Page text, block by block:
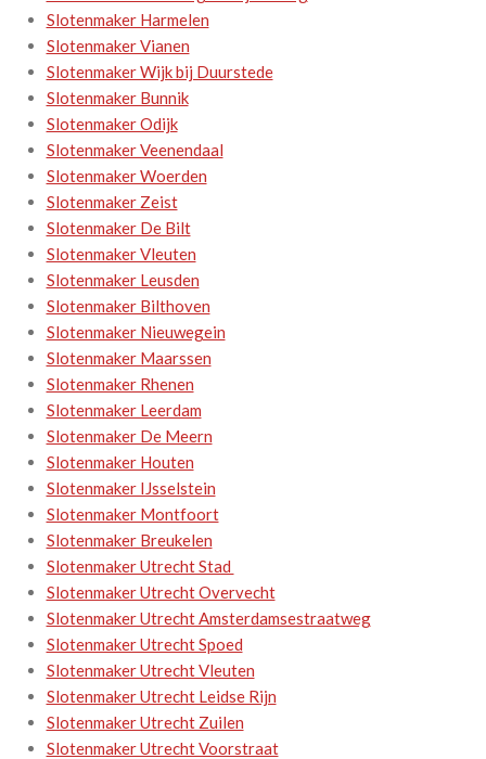
Slotenmaker Harmelen
Slotenmaker Vianen
Slotenmaker Wijk bij Duurstede
Slotenmaker Bunnik
Slotenmaker Odijk
Slotenmaker Veenendaal
Slotenmaker Woerden
Slotenmaker Zeist
Slotenmaker De Bilt
Slotenmaker Vleuten
Slotenmaker Leusden
Slotenmaker Bilthoven
Slotenmaker Nieuwegein
Slotenmaker Maarssen
Slotenmaker Rhenen
Slotenmaker Leerdam
Slotenmaker De Meern
Slotenmaker Houten
Slotenmaker IJsselstein
Slotenmaker Montfoort
Slotenmaker Breukelen
Slotenmaker Utrecht Stad
Slotenmaker Utrecht Overvecht
Slotenmaker Utrecht Amsterdamsestraatweg
Slotenmaker Utrecht Spoed
Slotenmaker Utrecht Vleuten
Slotenmaker Utrecht Leidse Rijn
Slotenmaker Utrecht Zuilen
Slotenmaker Utrecht Voorstraat